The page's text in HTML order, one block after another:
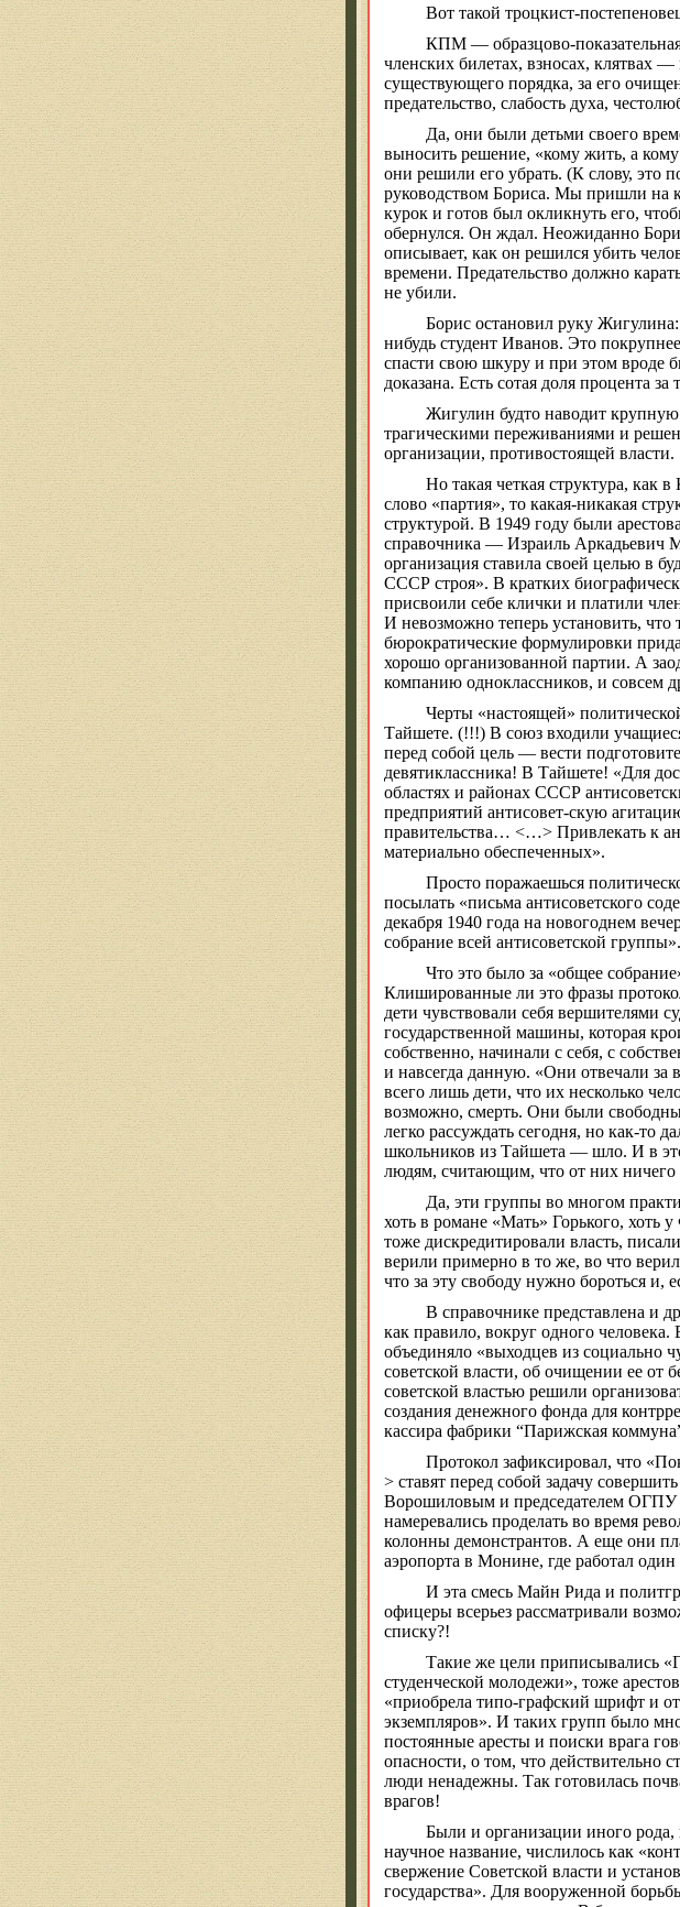
Вот такой троцкист-
КПМ — образцово-
членских билетах, взносах, клятвах
существующего порядка, за его
предательство, слабость духа,
Да, они были детьми своего
выносить решение, «кому жить, а кому
они решили его убрать. (К слову, это
руководством Бориса. Мы пришли на
курок и готов был окликнуть его,
обернулся. Он ждал. Неожиданно
описывает, как он решился убить
времени. Предательство должно
не убили.
Борис остановил руку Жигулина
нибудь студент Иванов. Это покрупнее
спасти свою шкуру и при этом вроде
доказана. Есть сотая доля процента
Жигулин будто наводит
трагическими переживаниями и
организации, противостоящей власти.
Но такая четкая структура, как
слово «партия», то какая-никакая
структурой. В 1949 году были
справочника — Израиль Аркадьевич
организация ставила своей целью в
СССР строя». В кратких
присвоили себе клички и платили
И невозможно теперь установить,
бюрократические формулировки
хорошо организованной партии. А
компанию одноклассников, и совсем
Черты «настоящей»
Тайшете. (!!!) В союз входили
перед собой цель — вести
девятиклассника! В Тайшете! «Для
областях и районах СССР
предприятий антисовет-скую
правительства… <…> Привлекать к
материально обеспеченных».
Просто поражаешься
посылать «письма антисоветского
декабря 1940 года на новогоднем
собрание всей антисоветской группы».
Что это было за «общее
Клишированные ли это фразы
дети чувствовали себя вершителями
государственной машины, которая
собственно, начинали с себя, с
и навсегда данную. «Они отвечали за
всего лишь дети, что их несколько
возможно, смерть. Они были
легко рассуждать сегодня, но как-то
школьников из Тайшета — шло. И в
людям, считающим, что от них ничего
Да, эти группы во многом
хоть в романе «Мать» Горького,
тоже дискредитировали власть,
верили примерно в то же, во что
что за эту свободу нужно бороться и,
В справочнике представлена и
как правило, вокруг одного
объединяло «выходцев из социально
советской власти, об очищении ее от
советской властью решили
создания денежного фонда для
кассира фабрики “Парижская
Протокол зафиксировал, что
> ставят перед собой задачу
Ворошиловым и председателем ОГПУ
намеревались проделать во время
колонны демонстрантов. А еще они
аэропорта в Монине, где работал
И эта смесь Майн Рида и
офицеры всерьез рассматривали
списку?!
Такие же цели приписывались
студенческой молодежи», тоже
«приобрела типо-графский шрифт и
экземпляров». И таких групп было
постоянные аресты и поиски врага
опасности, о том, что действительно
люди ненадежны. Так готовилась
врагов!
Были и организации иного рода,
научное название, числилось как
свержение Советской власти и
государства». Для вооруженной